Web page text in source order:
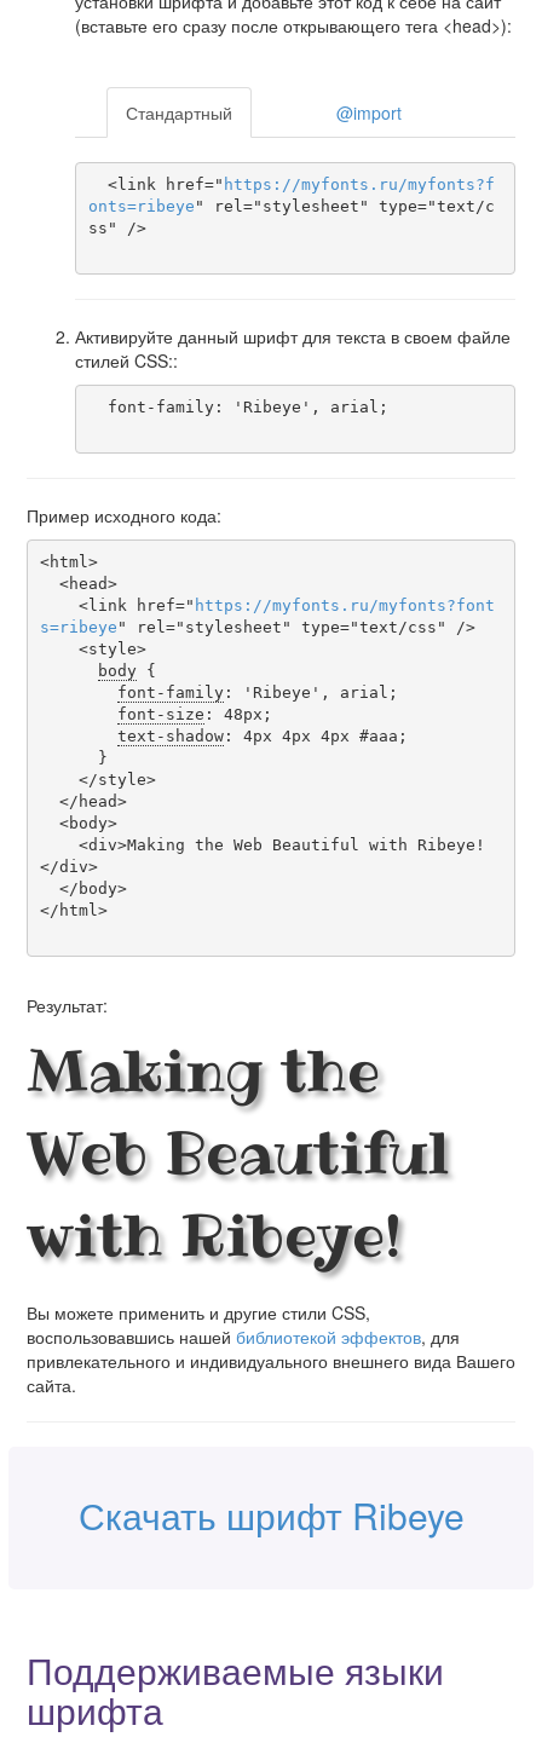
(вставьте его сразу после открывающего тега <head>):
Стандартный @import
  <link href="
https ://myfonts . ru/myfonts?f
onts=ribeye " rel="stylesheet" type="text/c
ss" />
Активируйте данный шрифт для текста в своем файле
стилей CSS::
Пример исходного кода:
<html>
    <link href="
https ://myfonts . ru/myfonts?font
s=ribeye " rel="stylesheet" type="text/css" />
body {
font-family: 'Ribeye', arial;
font-size : 48px;
text-shadow: 4px 4px 4px #aaa;
</div>
</html>
Результат:
Making the
Web Beautiful
with Ribeye!
Вы можете применить и другие стили CSS,
воспользовавшись нашей библиотекой эффектов, для
привлекательного и индивидуального внешнего вида Вашего
сайта.
Скачать шрифт Ribeye
Поддерживаемые языки
шрифта